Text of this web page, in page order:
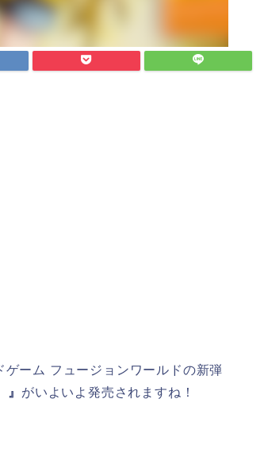
ゲーム フュージョンワールドの新弾
がいよいよ発売されますね！